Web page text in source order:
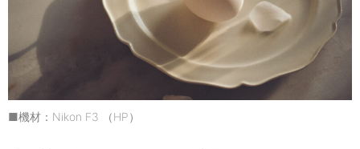
■機材：Nikon F3 （HP）